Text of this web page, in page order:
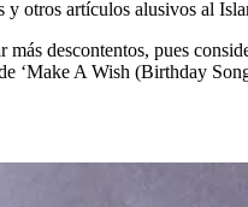
otros artículos alusivos al
descontentos, pues
‘Make A Wish (Birthday